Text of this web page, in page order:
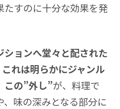
たすのに十分な効果を発
ションへ堂々と配された
れは明らかにジャンル
この”外し”が、料理で
味の深みとなる部分に